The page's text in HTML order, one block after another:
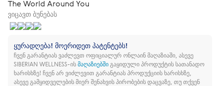
The World Around You
ვიცავთ ბუნებას
ყურადღება! მოერიდეთ პატენტებს!
ჩვენ გარანტიას ვაძლევთ ოფიციალურ ონლაინ მაღაზიაში, ასევე
SIBERIAN WELLNESS-ისმაღაზიებშიგაყიდული პროდუქტის სათანადო
ხარისხზე! ჩვენ არ ვიძლევით გარანტიას პროდუქციის ხარისხზე,
ასევე გამყიდველების მიერ შენახვის პირობების დაცვაზე, თუ თქვენ